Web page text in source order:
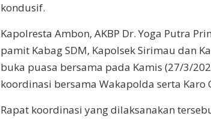
kondusif.
Kapolresta Ambon, AKBP Dr. Yoga Putra
pamit Kabag SDM, Kapolsek Sirimau dan
buka puasa bersama pada Kamis (27/3/
koordinasi bersama Wakapolda serta Karo
Rapat koordinasi yang dilaksanakan